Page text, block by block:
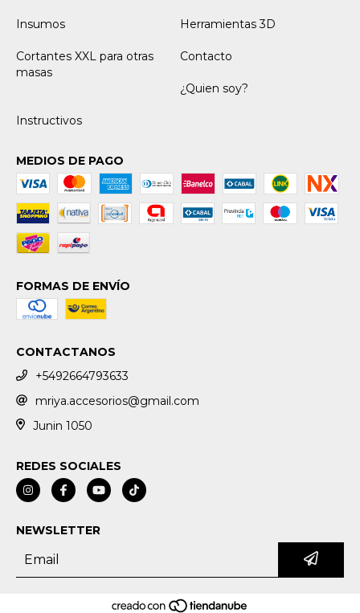
Insumos Herramientas 3D
Cortantes XXL para otras
masas
Contacto
¿Quien soy?
Instructivos
MEDIOS DE PAGO
FORMAS DE ENVÍO
CONTACTANOS
+5492664793633
mriya.accesorios@gmail.com
Junin 1050
REDES SOCIALES
NEWSLETTER